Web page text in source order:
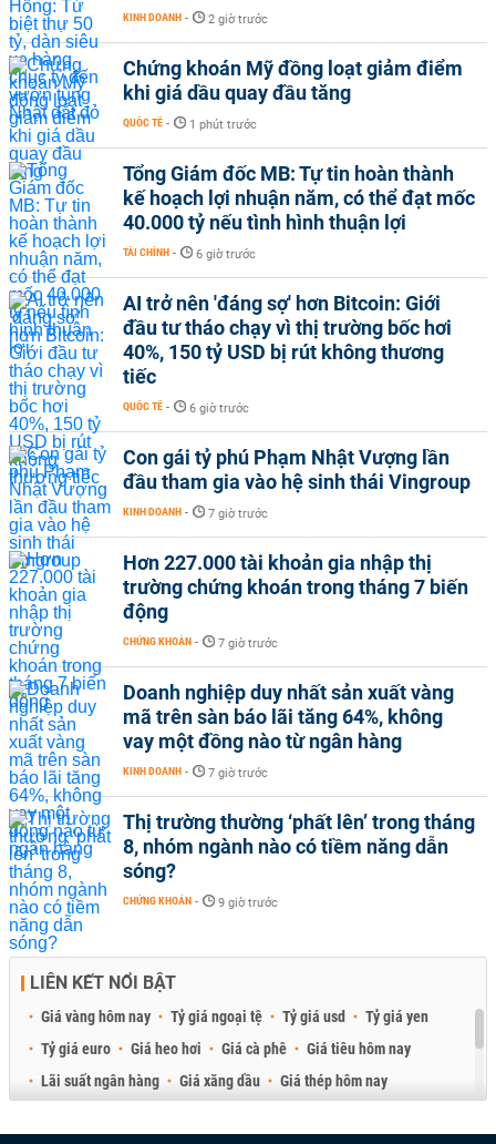
KINH DOANH - 2 giờ trước
Chứng khoán Mỹ đồng loạt giảm điểm
khi giá dầu quay đầu tăng
QUỐC TẾ - 1 phút trước
Tổng Giám đốc MB: Tự tin hoàn thành
kế hoạch lợi nhuận năm, có thể đạt mốc
40.000 tỷ nếu tình hình thuận lợi
TÀI CHÍNH - 6 giờ trước
AI trở nên 'đáng sợ' hơn Bitcoin: Giới
đầu tư tháo chạy vì thị trường bốc hơi
40%, 150 tỷ USD bị rút không thương
tiếc
QUỐC TẾ - 6 giờ trước
Con gái tỷ phú Phạm Nhật Vượng lần
đầu tham gia vào hệ sinh thái Vingroup
KINH DOANH - 7 giờ trước
Hơn 227.000 tài khoản gia nhập thị
trường chứng khoán trong tháng 7 biến
động
CHỨNG KHOÁN - 7 giờ trước
Doanh nghiệp duy nhất sản xuất vàng
mã trên sàn báo lãi tăng 64%, không
vay một đồng nào từ ngân hàng
KINH DOANH - 7 giờ trước
Thị trường thường ‘phất lên’ trong tháng
8, nhóm ngành nào có tiềm năng dẫn
sóng?
CHỨNG KHOÁN - 9 giờ trước
LIÊN KẾT NỔI BẬT
Giá vàng hôm nay Tỷ giá ngoại tệ Tỷ giá usd
Tỷ giá yen
Tỷ giá euro
Giá heo hơi Giá cà phê
Giá tiêu hôm nay
Lãi suất ngân hàng
Giá xăng dầu
Giá thép hôm nay